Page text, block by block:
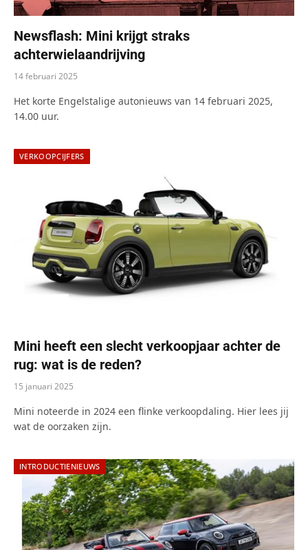
Newsflash: Mini krijgt straks
achterwielaandrijving
14 februari 2025
Het korte Engelstalige autonieuws van 14 februari 2025,
14.00 uur.
VERKOOPCIJFERS
Mini heeft een slecht verkoopjaar achter de
rug: wat is de reden?
15 januari 2025
Mini noteerde in 2024 een flinke verkoopdaling. Hier lees jij
wat de oorzaken zijn.
INTRODUCTIENIEUWS